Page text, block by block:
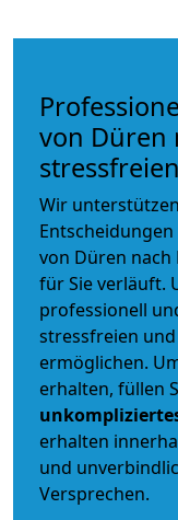
von Düren
Wir
von Düren
für Sie verläuft.
professionell
stressfreien
ermöglichen.
erhalten, füllen
erhalten
und
Versprechen.